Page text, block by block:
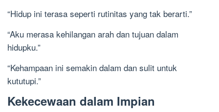
“Hidup ini terasa seperti rutinitas yang tak berarti.”
“Aku merasa kehilangan arah dan tujuan dalam
hidupku.”
“Kehampaan ini semakin dalam dan sulit untuk
kututupi.”
Kekecewaan dalam Impian